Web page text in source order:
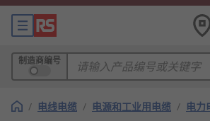
制造商编号
/ 电线电缆 / 电源和工业用电缆 / 电力